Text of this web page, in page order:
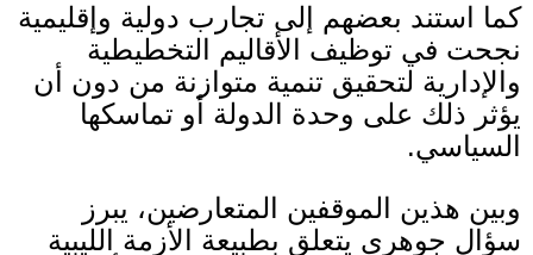
كما استند بعضهم إلى تجارب دولية وإقليمية
نجحت في توظيف الأقاليم التخطيطية
والإدارية لتحقيق تنمية متوازنة من دون أن
يؤثر ذلك على وحدة الدولة أو تماسكها
السياسي.
وبين هذين الموقفين المتعارضين، يبرز
سؤال جوهري يتعلق بطبيعة الأزمة الليبية